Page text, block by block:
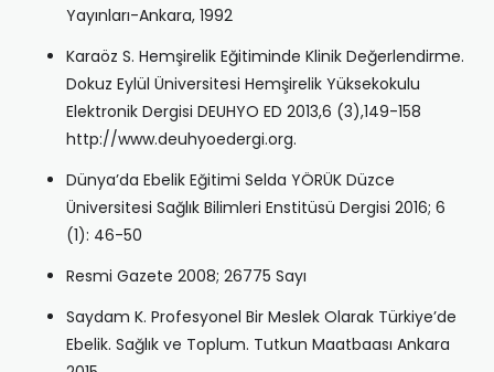
Yayınları-Ankara, 1992
Karaöz S. Hemşirelik Eğitiminde Klinik Değerlendirme.
Dokuz Eylül Üniversitesi Hemşirelik Yüksekokulu
Elektronik Dergisi DEUHYO ED 2013,6 (3),149-158
http://www.deuhyoedergi.org.
Dünya’da Ebelik Eğitimi Selda YÖRÜK Düzce
Üniversitesi Sağlık Bilimleri Enstitüsü Dergisi 2016; 6
(1): 46-50
Resmi Gazete 2008; 26775 Sayı
Saydam K. Profesyonel Bir Meslek Olarak Türkiye’de
Ebelik. Sağlık ve Toplum. Tutkun Maatbaası Ankara